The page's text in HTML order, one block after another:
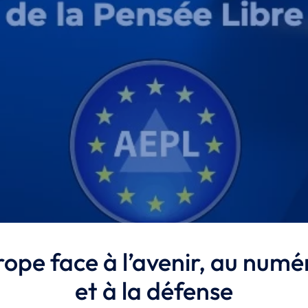
face à l’avenir, au
et à la défense